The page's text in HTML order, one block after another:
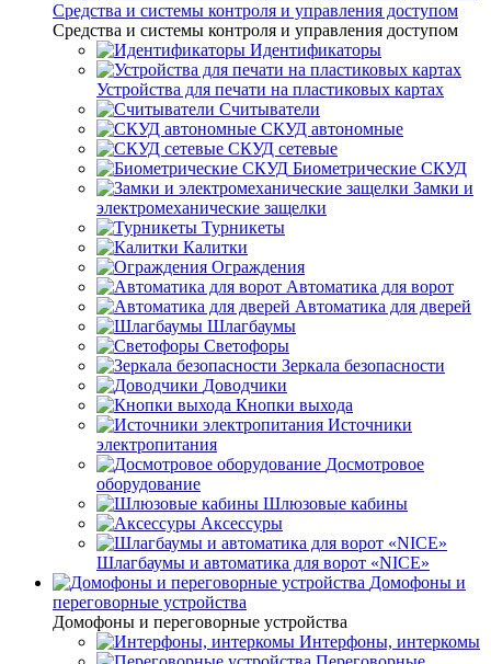
Средства и системы контроля и управления доступом
Средства и системы контроля и управления доступом
Идентификаторы
Устройства для печати на пластиковых картах
Считыватели
СКУД автономные
СКУД сетевые
Биометрические СКУД
Замки и
электромеханические защелки
Турникеты
Калитки
Ограждения
Автоматика для ворот
Автоматика для дверей
Шлагбаумы
Светофоры
Зеркала безопасности
Доводчики
Кнопки выхода
Источники
электропитания
Досмотровое
оборудование
Шлюзовые кабины
Аксессуры
Шлагбаумы и автоматика для ворот «NICE»
Домофоны и
переговорные устройства
Домофоны и переговорные устройства
Интерфоны, интеркомы